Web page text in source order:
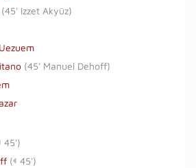
(45' Izzet Akyüz)
(45' Manuel Dehoff)
45')
( 45')